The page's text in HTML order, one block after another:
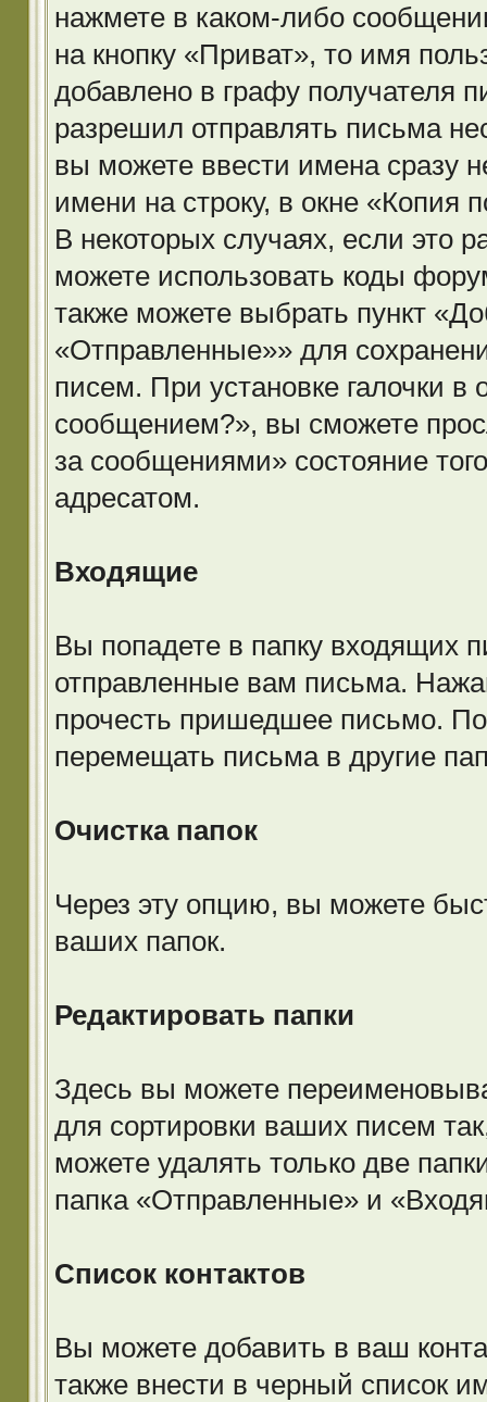
нажмете в каком-либо
на кнопку «Приват», то имя
добавлено в графу получателя
разрешил отправлять письма
вы можете ввести имена сразу
имени на строку, в окне «Копия
В некоторых случаях, если это
можете использовать коды
также можете выбрать пункт
«Отправленные»» для
писем. При установке галочки
сообщением?», вы сможете
за сообщениями» состояние
адресатом.
Входящие
Вы попадете в папку входящих
отправленные вам письма.
прочесть пришедшее письмо.
перемещать письма в другие
Очистка папок
Через эту опцию, вы можете
ваших папок.
Редактировать папки
Здесь вы можете
для сортировки ваших писем
можете удалять только две
папка «Отправленные» и
Список контактов
Вы можете добавить в ваш
также внести в черный список